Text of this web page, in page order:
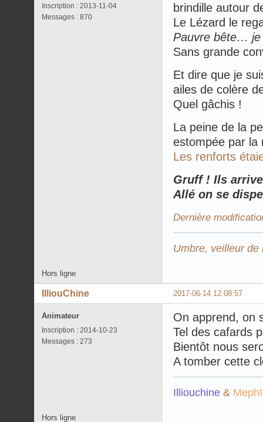
Inscription : 2013-11-04
Messages : 870
brindille autour
Le Lézard le
Pauvre bête… je
Sans grande
Et dire que je
ailes de colère
Quel gâchis !
La peine de la
estompée par la
Les renforts
Gruff ! Ils
Allé on se
Dernière
Umbre, veilleur
Hors ligne
2017-06-14 12:08:57
IlliouChine
Animateur
Inscription : 2014-10-23
Messages : 273
On apprend, on
Tel des cafards
Bientôt nous
A tomber cette
Illiouchine &
Hors ligne